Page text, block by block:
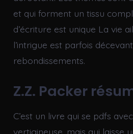
et qui forment un tissu
d’écriture est unique La vie
l’intrigue est parfois
rebondissements.
Z.Z. Packer
C’est un livre qui se pdfs
vertigineuse, mais qui laisse